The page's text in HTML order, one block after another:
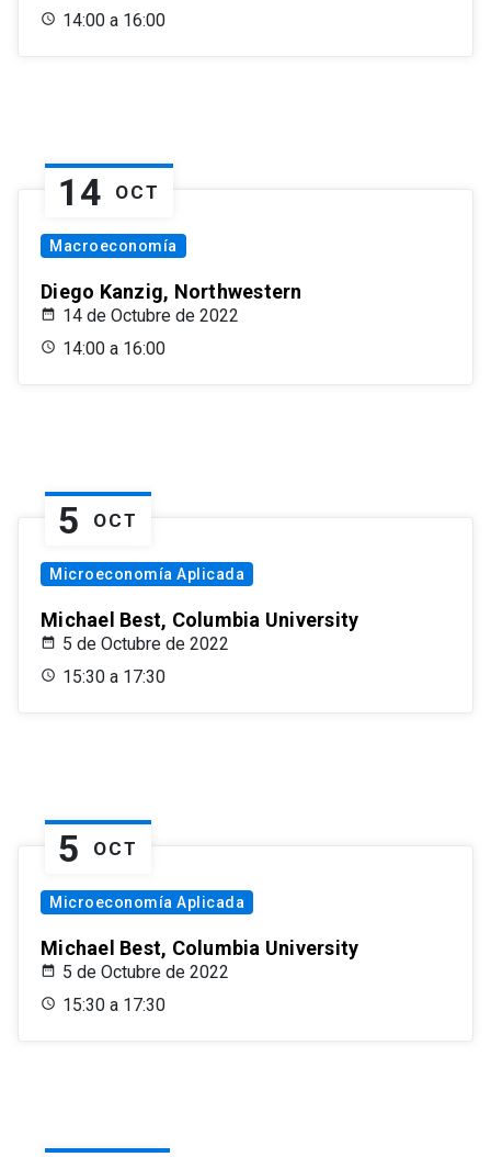
14:00 a 16:00
14 OCT
Macroeconomía
Diego Kanzig, Northwestern
14 de Octubre de 2022
14:00 a 16:00
5 OCT
Microeconomía Aplicada
Michael Best, Columbia University
5 de Octubre de 2022
15:30 a 17:30
5 OCT
Microeconomía Aplicada
Michael Best, Columbia University
5 de Octubre de 2022
15:30 a 17:30